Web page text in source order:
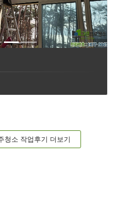
청소 작업후기 더보기